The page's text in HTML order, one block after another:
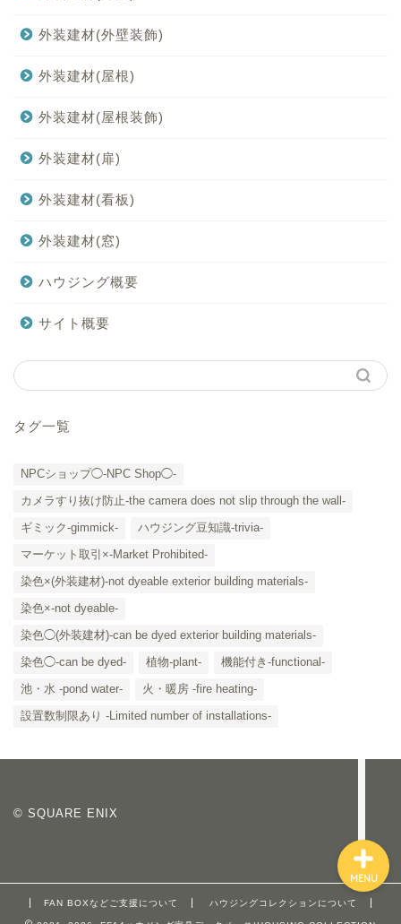
外装建材(外壁装飾)
外装建材(屋根)
外装建材(屋根装飾)
外装建材(扉)
外装建材(看板)
外装建材(窓)
ハウジング概要
サイト概要
タグ一覧
NPCショップ◯-NPC Shop◯-
カメラすり抜け防止-the camera does not slip through the wall-
ギミック-gimmick-
ハウジング豆知識-trivia-
マーケット取引×-Market Prohibited-
染色×(外装建材)-not dyeable exterior building materials-
染色×-not dyeable-
染色◯(外装建材)-can be dyed exterior building materials-
染色◯-can be dyed-
植物-plant-
機能付き-functional-
池・水 -pond water-
火・暖房 -fire heating-
設置数制限あり -Limited number of installations-
© SQUARE ENIX
FAN BOXなどご支援について ハウジングコレクションについて
MENU
Category List-
HOUSING COLLECTIONと
ご要望はコチラから